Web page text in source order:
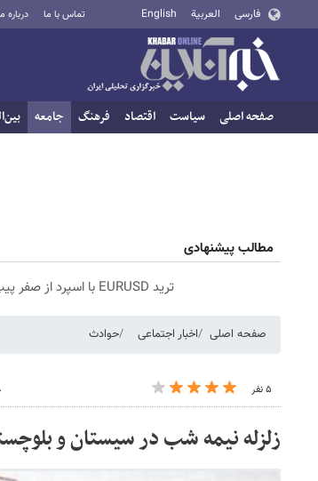
فارسی العربية English تماس با ما درباره
صفحه اصلی سیاست اقتصاد فرهنگ جامعه
مطالب پیشنهادی
ترید EURUSD با اسپرد از صفر پیپ
صفحه اصلی اخبار اجتماعی حوادث
۵ نفر
زلزله نیمه شب در سیستان و